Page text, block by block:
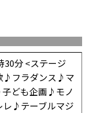
分 <ステージ
♪フラダンス♪マ
ども企画♪モノ
♪テーブルマジ